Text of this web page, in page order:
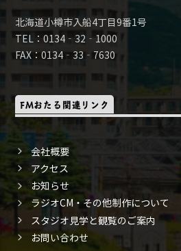
北海道小樽市入船4丁目9番1号
TEL：0134‐32‐1000
FAX：0134‐33‐7630
FMおたる関連リンク
会社概要
アクセス
お知らせ
ラジオCM・その他制作について
スタジオ見学と観覧のご案内
お問い合わせ